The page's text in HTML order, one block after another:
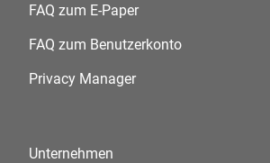
FAQ zum E-Paper
FAQ zum Benutzerkonto
Privacy Manager
Unternehmen